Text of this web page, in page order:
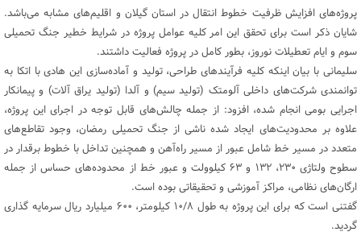
پروژه‌های افزایش ظرفیت خطوط انتقال در استان گیلان و اقلیم‌های مشابه می‌باشد.
شایان ذکر است برای تحقق این امر کلیه عوامل پروژه در شرایط خطیر جنگ تحمیلی
سوم و ایام تعطیلات نوروز، بطور کامل در پروژه فعالیت داشتند.
سلیمانی با بیان اینکه کلیه فرآیندهای طراحی، تولید و آماده‌سازی این هادی با اتکا به
توانمندی شرکت‌های داخلی آلومتک (تولید سیم) و آلدا (تولید یراق آلات) و پیمانکار
اجرایی بومی انجام شده، افزود: از جمله چالش‌های قابل توجه در اجرای این پروژه،
علاوه بر محدودیت‌های ایجاد شده ناشی از جنگ تحمیلی رمضان، وجود تقاطع‌های
متعدد در مسیر خط شامل عبور از مسیر راه‌آهن و همچنین تداخل با خطوط برقدار در
سطوح ولتاژی ۲۳۰، ۱۳۲ و ۶۳ کیلوولت و عبور خط از محدوده‌های حساس از جمله
ارگان‌های نظامی، مراکز آموزشی و تحقیقاتی بوده است.
گفتنی است که برای این پروژه به طول ۱۰/۸ کیلومتر، ۶۰۰ میلیارد ریال سرمایه گذاری
گردید.